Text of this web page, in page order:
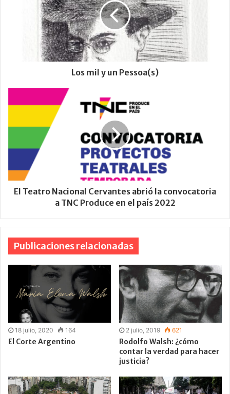
Los mil y un Pessoa(s)
El Teatro Nacional Cervantes abrió la convocatoria
a TNC Produce en el país 2022
Publicaciones relacionadas
18 julio, 2020 164
El Corte Argentino
2 julio, 2019 621
Rodolfo Walsh: ¿cómo
contar la verdad para hacer
justicia?